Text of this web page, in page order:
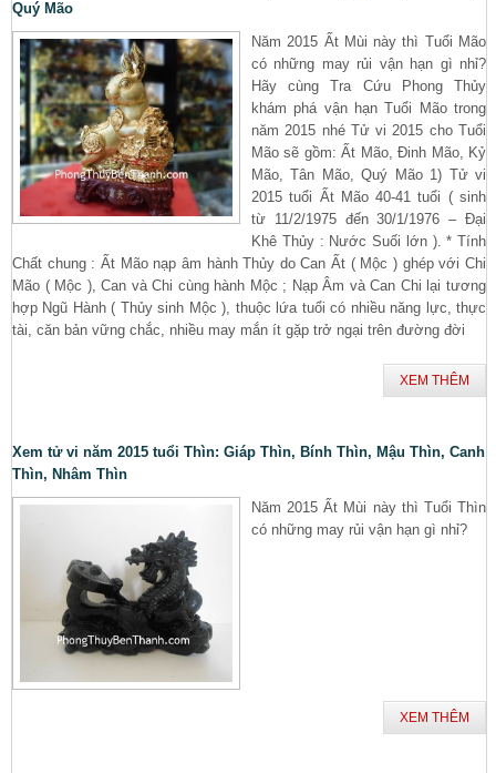
Quý Mão
Năm 2015 Ất Mùi này thì Tuổi Mão
có những may rủi vận hạn gì nhỉ?
Hãy cùng Tra Cứu Phong Thủy
khám phá vận hạn Tuổi Mão trong
năm 2015 nhé Tử vi 2015 cho Tuổi
Mão sẽ gồm: Ất Mão, Đinh Mão, Kỷ
Mão, Tân Mão, Quý Mão 1) Tử vi
2015 tuổi Ất Mão 40-41 tuổi ( sinh
từ 11/2/1975 đến 30/1/1976 – Đại
Khê Thủy : Nước Suối lớn ). * Tính
Chất chung : Ất Mão nạp âm hành Thủy do Can Ất ( Mộc ) ghép với Chi
Mão ( Mộc ), Can và Chi cùng hành Mộc ; Nạp Âm và Can Chi lại tương
hợp Ngũ Hành ( Thủy sinh Mộc ), thuộc lứa tuổi có nhiều năng lực, thực
tài, căn bản vững chắc, nhiều may mắn ít gặp trở ngại trên đường đời
XEM THÊM
Xem tử vi năm 2015 tuổi Thìn: Giáp Thìn, Bính Thìn, Mậu Thìn, Canh
Thìn, Nhâm Thìn
Năm 2015 Ất Mùi này thì Tuổi Thìn
có những may rủi vận hạn gì nhỉ?
XEM THÊM